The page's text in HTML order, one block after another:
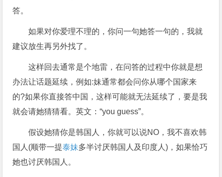
答。
如果对你爱理不理的，你问一句她答一句的，我就
建议放生再另外找了。
这样回去通常是个地雷，在问答的过程中你就是想
办法让话题延续，例如:妹通常都会问你从哪个国家来
的?如果你直接答中国，这样可能就无法延续了，要是我
就会请她猜猜看。英文：“you guess”。
假设她猜你是韩国人，你就可以说NO，我不喜欢韩
国人(顺带一提泰妹多半讨厌韩国人及印度人)，如果恰巧
她也讨厌韩国人。